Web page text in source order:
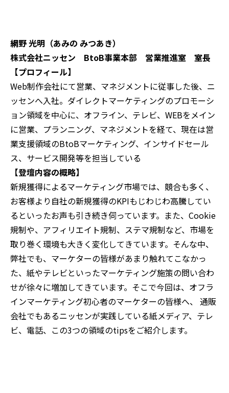
網野 光明（あみの みつあき）
株式会社ニッセン BtoB事業本部 営業推進室 室長
【プロフィール】
Web制作会社にて営業、マネジメントに従事した後、ニ
ッセンへ入社。ダイレクトマーケティングのプロモーシ
ョン領域を中心に、オフライン、テレビ、WEBをメイン
に営業、プランニング、マネジメントを経て、現在は営
業支援領域のBtoBマーケティング、インサイドセール
ス、サービス開発等を担当している
【登壇内容の概略】‍
新規獲得によるマーケティング市場では、競合も多く、
お客様より自社の新規獲得のKPIもじわじわ高騰してい
るといったお声も引き続き伺っています。また、Cookie
規制や、アフィリエイト規制、ステマ規制など、市場を
取り巻く環境も大きく変化してきています。そんな中、
弊社でも、マーケターの皆様があまり触れてこなかっ
た、紙やテレビといったマーケティング施策の問い合わ
せが徐々に増加してきています。そこで今回は、オフラ
インマーケティング初心者のマーケターの皆様へ、 通販
会社でもあるニッセンが実践している紙メディア、テレ
ビ、電話、この3つの領域のtipsをご紹介します。